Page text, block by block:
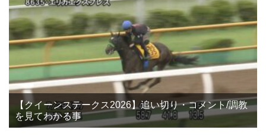
【クイーンステークス2026】追い切り・コメント/調教
を見てわかる事